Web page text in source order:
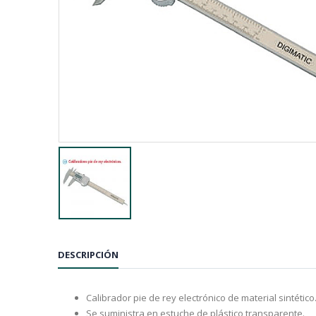
DESCRIPCIÓN
Calibrador pie de rey electrónico de material sintético.
Se suministra en estuche de plástico transparente.